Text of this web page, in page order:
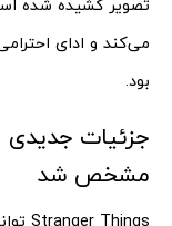
می‌کند و ادای
بود.
مشخص شد